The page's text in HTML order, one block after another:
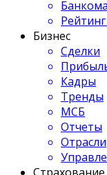
Бизнес
Сделки
Кадры
Тренды
МСБ
Отчеты
Отрасли